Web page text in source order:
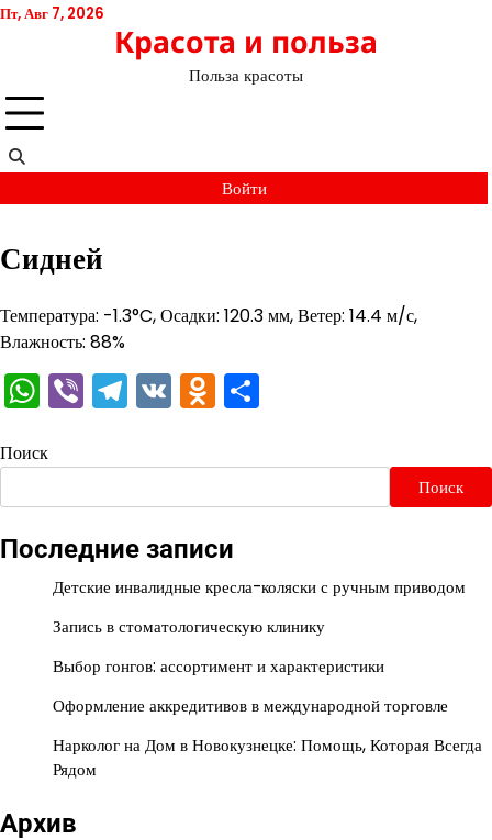
Перейти
Пт, Авг 7, 2026
Красота и польза
Польза красоты
Войти
Сидней
Температура: -1.3°C, Осадки: 120.3 мм, Ветер: 14.4 м/с,
Влажность: 88%
WhatsApp
ViberTelegram
VKOdnoklassniki
Поиск
Поиск
Последние записи
Детские инвалидные кресла-коляски с ручным приводом
Запись в стоматологическую клинику
Выбор гонгов: ассортимент и характеристики
Оформление аккредитивов в международной торговле
Нарколог на Дом в Новокузнецке: Помощь, Которая Всегда
Рядом
Архив